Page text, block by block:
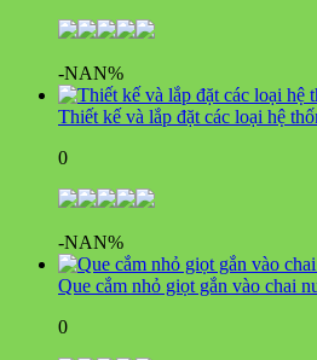
-NAN%
Thiết kế và lắp đặt các loại hệ
0
-NAN%
Que cắm nhỏ giọt gắn vào chai
0